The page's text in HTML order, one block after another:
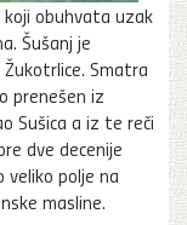
obuhvata uzak
Šušanj je
Smatra
prenešen iz
Sušica a iz te reči
dve decenije
veliko polje na
masline.